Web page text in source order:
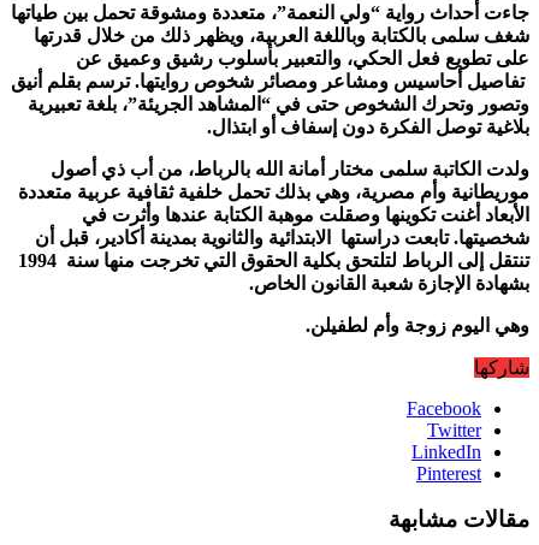
جاءت أحداث رواية “ولي النعمة”، متعددة ومشوقة تحمل بين طياتها
شغف سلمى بالكتابة وباللغة العربية، ويظهر ذلك من خلال قدرتها
على تطويع فعل الحكي، والتعبير بأسلوب رشيق وعميق عن
تفاصيل أحاسيس ومشاعر ومصائر شخوص روايتها. ترسم بقلم أنيق
وتصور وتحرك الشخوص حتى في “المشاهد الجريئة”، بلغة تعبيرية
بلاغية توصل الفكرة دون إسفاف أو ابتذال.
ولدت الكاتبة سلمى مختار أمانة الله بالرباط، من أب ذي أصول
موريطانية وأم مصرية، وهي بذلك تحمل خلفية ثقافية عربية متعددة
الأبعاد أغنت تكوينها وصقلت موهبة الكتابة عندها وأثرت في
شخصيتها. تابعت دراستها الابتدائية والثانوية بمدينة أكادير، قبل أن
تنتقل إلى الرباط لتلتحق بكلية الحقوق التي تخرجت منها سنة 1994
بشهادة الإجازة شعبة القانون الخاص.
وهي اليوم زوجة وأم لطفيلن.
شاركها
Facebook
Twitter
LinkedIn
Pinterest
مقالات مشابهة